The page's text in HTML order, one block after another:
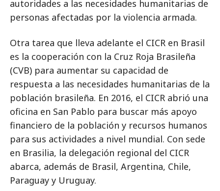
autoridades a las necesidades humanitarias de
personas afectadas por la violencia armada.
Otra tarea que lleva adelante el CICR en Brasil
es la cooperación con la Cruz Roja Brasileña
(CVB) para aumentar su capacidad de
respuesta a las necesidades humanitarias de la
población brasileña. En 2016, el CICR abrió una
oficina en San Pablo para buscar más apoyo
financiero de la población y recursos humanos
para sus actividades a nivel mundial. Con sede
en Brasilia, la delegación regional del CICR
abarca, además de Brasil, Argentina, Chile,
Paraguay y Uruguay.